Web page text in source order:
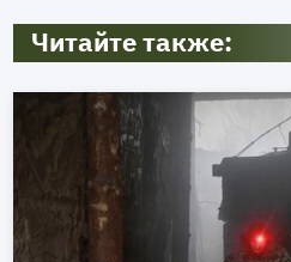
Читайте также: